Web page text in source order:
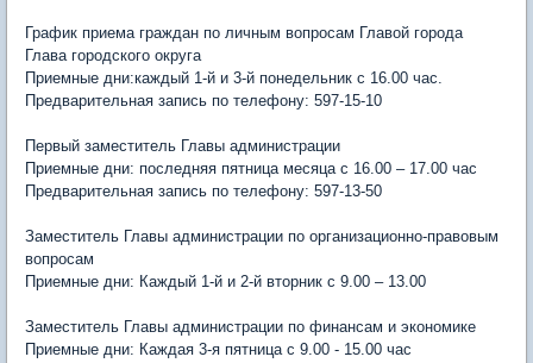
График приема граждан по личным вопросам Главой города
Глава городского округа
Приемные дни:каждый 1-й и 3-й понедельник с 16.00 час.
Предварительная запись по телефону: 597-15-10
Первый заместитель Главы администрации
Приемные дни: последняя пятница месяца с 16.00 – 17.00 час
Предварительная запись по телефону: 597-13-50
Заместитель Главы администрации по организационно-правовым
вопросам
Приемные дни: Каждый 1-й и 2-й вторник с 9.00 – 13.00
Заместитель Главы администрации по финансам и экономике
Приемные дни: Каждая 3-я пятница с 9.00 - 15.00 час